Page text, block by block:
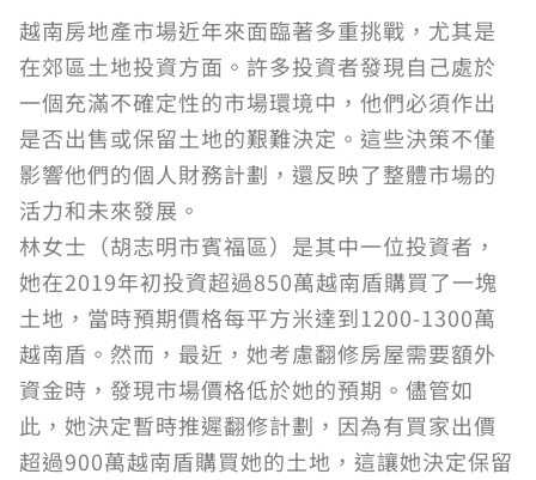
越南房地產市場近年來面臨著多重挑戰，尤其是
在郊區土地投資方面。許多投資者發現自己處於
一個充滿不確定性的市場環境中，他們必須作出
是否出售或保留土地的艱難決定。這些決策不僅
影響他們的個人財務計劃，還反映了整體市場的
活力和未來發展。
林女士（胡志明市賓福區）是其中一位投資者，
她在2019年初投資超過850萬越南盾購買了一塊
土地，當時預期價格每平方米達到1200-1300萬
越南盾。然而，最近，她考慮翻修房屋需要額外
資金時，發現市場價格低於她的預期。儘管如
此，她決定暫時推遲翻修計劃，因為有買家出價
超過900萬越南盾購買她的土地，這讓她決定保留